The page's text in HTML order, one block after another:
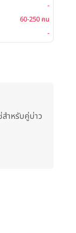
-
60-250 คน
-
ำหรับคู่บ่าว